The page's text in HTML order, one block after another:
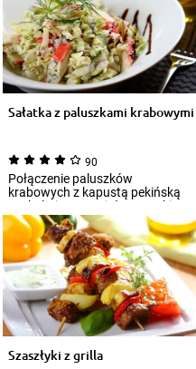
Sałatka z paluszkami krabowymi
90
Połączenie paluszków
krabowych z kapustą pekińską
zaskakuje wspaniałym smakiem.
Koniecznie spróbu...
Szaszłyki z grilla